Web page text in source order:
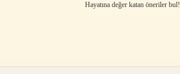
Hayatına değer katan öneriler bul!